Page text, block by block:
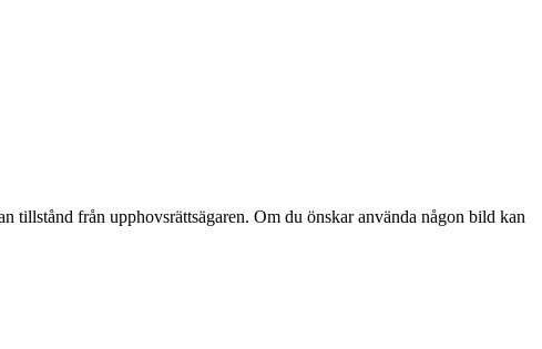
från upphovsrättsägaren. Om du önskar använda någon bild kan